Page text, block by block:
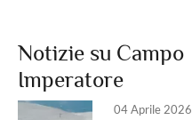
Notizie su Campo
Imperatore
04 Aprile 2026